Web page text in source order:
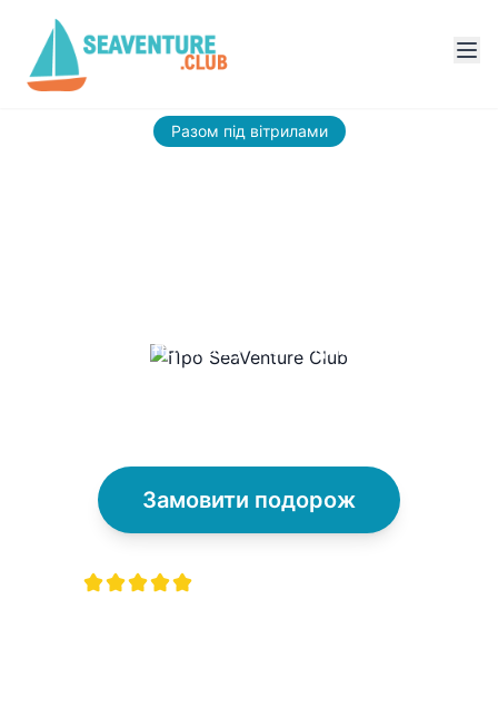
Разом під вітрилами
більше про нашу місію, цінності та
Замовити подорож